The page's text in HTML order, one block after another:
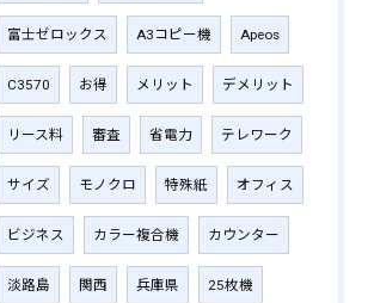
富士ゼロックス A3コピー機 Apeos
C3570 お得 メリット デメリット
リース料 審査 省電力 テレワーク
サイズ モノクロ 特殊紙 オフィス
ビジネス カラー複合機 カウンター
淡路島 関西 兵庫県 25枚機